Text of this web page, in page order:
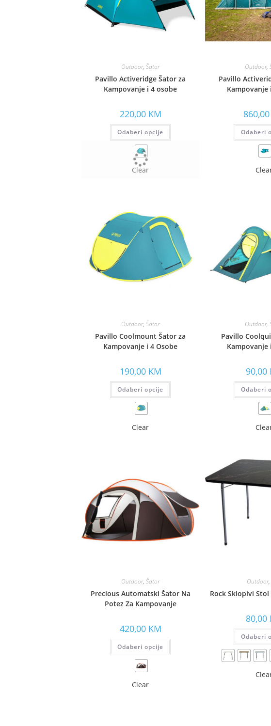
Outdoor, Šator
Pavillo Activeridge Šator za
Kampovanje i 4 osobe
220,00 KM
Odaberi opcije
Clear
Outdoor,
Pavillo
Kampovanje
860,00
Odaberi
Outdoor, Šator
Pavillo Coolmount Šator za
Kampovanje i 4 Osobe
190,00 KM
Odaberi opcije
Clear
Outdoor,
Pavillo
Kampovanje
90,00
Odaberi
Outdoor, Šator
Precious Automatski Šator Na
Potez Za Kampovanje
420,00 KM
Odaberi opcije
Clear
Outdoor,
Rock Sklopivi
80,00
Odaberi